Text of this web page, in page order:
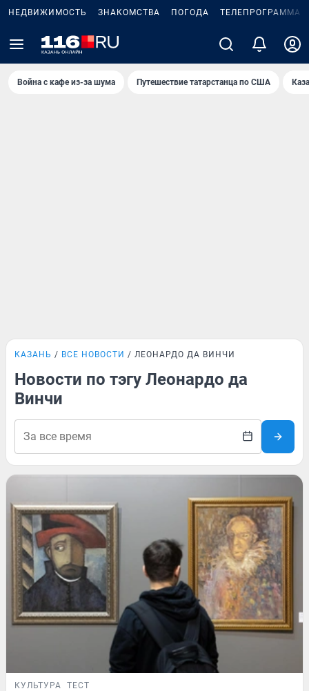
НЕДВИЖИМОСТЬ ЗНАКОМСТВА ПОГОДА ТЕЛЕПРОГРАММА
Война с кафе из-за шума Путешествие татарстанца по США
КАЗАНЬ ВСЕ НОВОСТИ ЛЕОНАРДО ДА ВИНЧИ
Новости по тэгу Леонардо да
Винчи
КУЛЬТУРА ТЕСТ